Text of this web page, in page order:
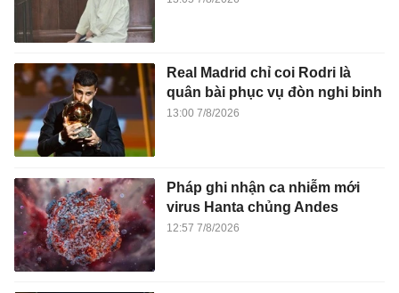
Real Madrid chỉ coi Rodri là
quân bài phục vụ đòn nghi binh
13:00 7/8/2026
Pháp ghi nhận ca nhiễm mới
virus Hanta chủng Andes
12:57 7/8/2026